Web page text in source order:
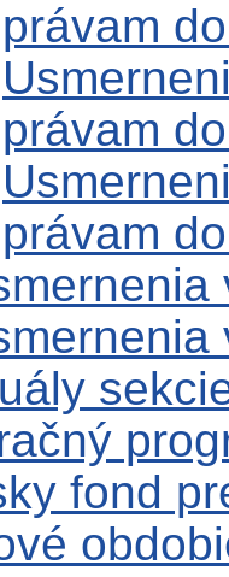
právam
právam
právam
fond